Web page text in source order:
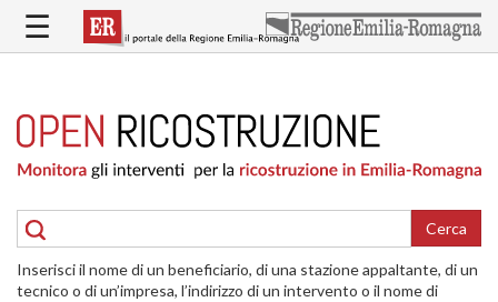
contenuto
RICOSTRUZIONE
PUBBLICA
DELLE
ABITAZIONI
RICOSTRUZIONE
☰
Cerca
Inserisci il nome di un beneficiario, di una stazione appaltante, di un
tecnico o di un’impresa, l’indirizzo di un intervento o il nome di